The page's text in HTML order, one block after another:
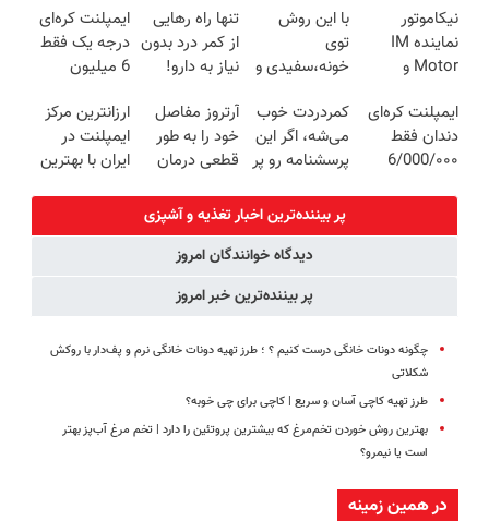
روزه ساخت!
رو پرکن)
کننده خانگی
نیکاموتور
نماینده IM
Motor و
ایران
با این روش
توی
خونه،سفیدی و
برگردون
(40%off)
تنها راه رهایی
از کمر درد بدون
نیاز به دارو!
ایمپلنت کره‌ای
درجه یک فقط
6 میلیون
ایمپلنت کره‌ای
دندان فقط
6/000/۰۰۰
کمردردت خوب
می‌شه، اگر این
پرسشنامه رو پر
آرتروز مفاصل
خود را به طور
قطعی درمان
◗پرسش‌نامه◖
ارزانترین مرکز
ایمپلنت در
ایران با بهترین
پر بیننده‌ترین اخبار تغذیه و آشپزی
دیدگاه خوانندگان امروز
پر بیننده‌ترین خبر امروز
چگونه دونات خانگی درست کنیم ؟ ؛ طرز تهیه دونات خانگی نرم و پف‌دار با روکش
شکلاتی
طرز تهیه کاچی آسان و سریع | کاچی برای چی خوبه؟
بهترین روش خوردن تخم‌مرغ که بیشترین پروتئین را دارد | تخم مرغ آب‌پز بهتر
است یا نیمرو؟
در همین زمینه